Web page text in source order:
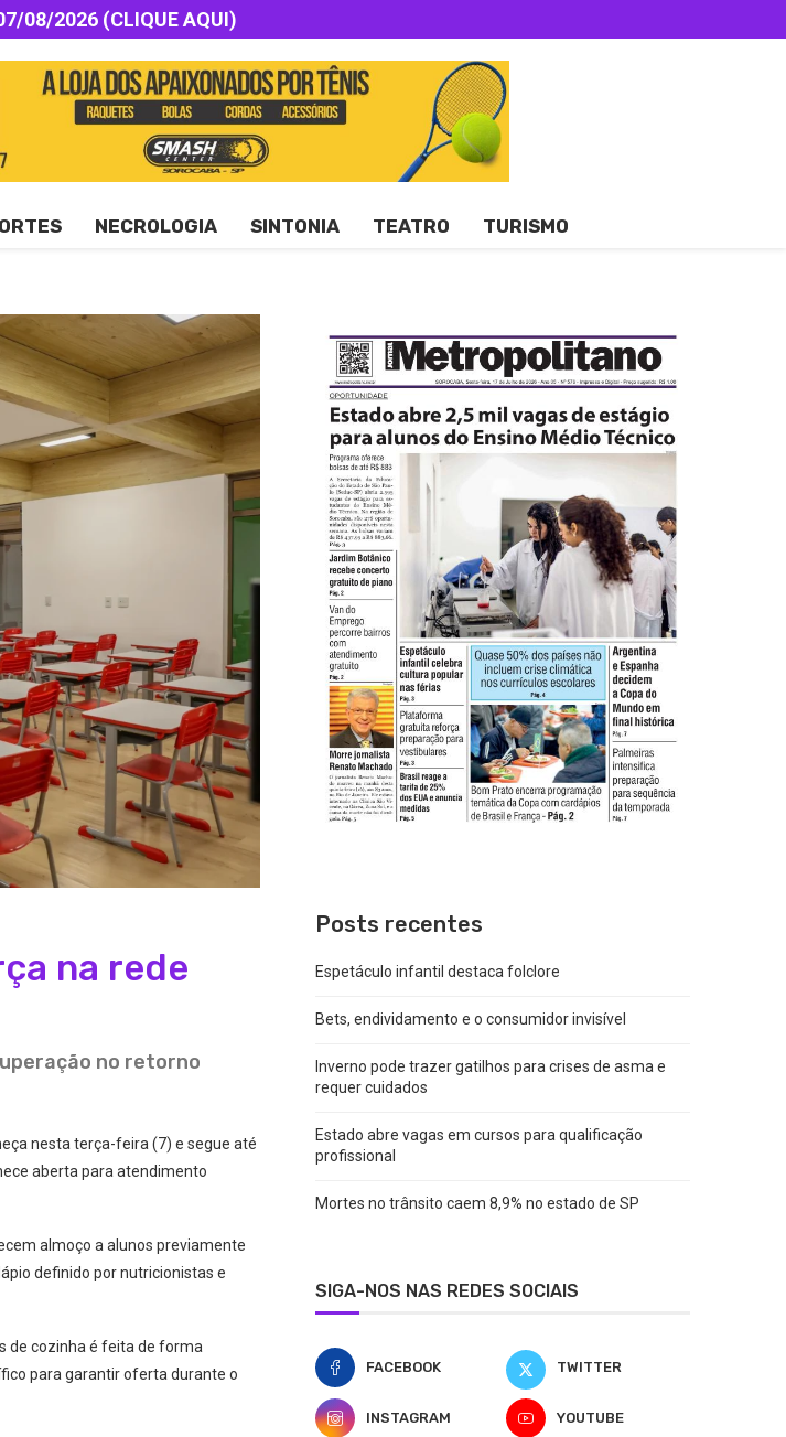
08/2026 (CLIQUE AQUI)
NECROLOGIA SINTONIA TEATRO TURISMO
na rede
no retorno
nesta terça-feira (7) e segue até
aberta para atendimento
almoço a alunos previamente
definido por nutricionistas e
de cozinha é feita de forma
para garantir oferta durante o
Posts recentes
Espetáculo infantil destaca folclore
Bets, endividamento e o consumidor invisível
Inverno pode trazer gatilhos para crises de asma e
requer cuidados
Estado abre vagas em cursos para qualificação
profissional
Mortes no trânsito caem 8,9% no estado de SP
SIGA-NOS NAS REDES SOCIAIS
FACEBOOK TWITTER
INSTAGRAM YOUTUBE